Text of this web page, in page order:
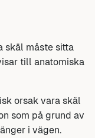
skäl måste sitta
till anatomiska
orsak vara skäl
som på grund av
i vägen.